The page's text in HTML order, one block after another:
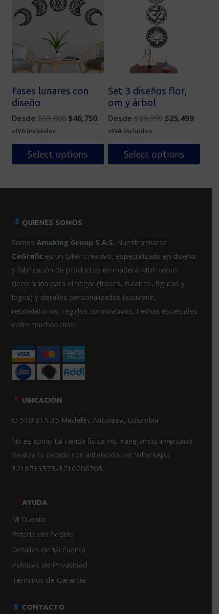
tiene
múltiples
Las
opciones
pueden
elegir
en
página
de
producto
pueden
en
la
página
de
producto
Fases lunares con
diseño
Desde $55,000Original
was:
$55,000.
$46,750Current
price
is:
$46,750.
«IVA incluido»
Select options
variantes.
Las
opciones
se
elegir
en
la
página
de
Set 3 diseños flor,
om y árbol
Desde $29,999 Original
was:
$29,999.
$25,499
is:
«IVA incluido»
Select options
opciones
pueden
elegir
en
la
página
QUIENES SOMOS
Somos Amaking Group S.A.S. Nuestra marca
CeGrafic es un taller creativo, especializado en diseño
y fabricación de productos en madera MDF como
decoración para el hogar (frases, cuadros, figuras y
logos) y detalles personalizados (souvenir,
recordatorios, regalos corporativos, Fechas especiales
entre muchos más)
UBICACIÓN
Cl 51B 81A 35 Medellín, Antioquia, Colombia.
No es como tal tienda física, no manejamos inventario.
Realiza tu pedido con antelación por WhatsApp
3218531373-3216208703.
AYUDA
Mi Cuenta
Estado del Pedido
Detalles de Mi Cuenta
Politicas de Privacidad
Términos de Garantía
CONTACTO